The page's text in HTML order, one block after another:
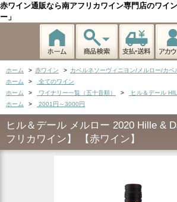
赤ワイン通販なら南アフリカワイン専門店のワイ
ー」
ホーム > 赤ワイン > カベルネソーヴィニヨン/メルロー/カ
ホーム
>
全てのワイン
ホーム
> ワイナリー一覧（五十音順） >
ヒル＆デール
ホーム
> 2001円～3000円
ヒル＆デール メルロー 2020 Hille &
フリカワイン】 【赤ワイン】